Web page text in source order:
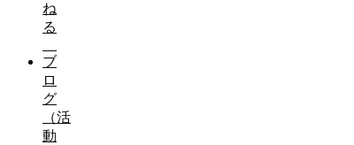
ね
る
ブ
ロ
グ
（活
動
第４回豊橋公園ジョギング倶楽部
2017-02-02
第4回豊橋公園ジョギング倶楽部😃 今...